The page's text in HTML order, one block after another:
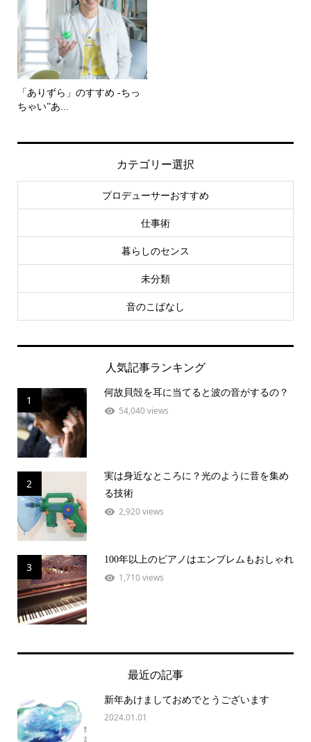
「ありずら」のすすめ -ちっ
ちゃい”あ...
カテゴリー選択
プロデューサーおすすめ
仕事術
暮らしのセンス
未分類
音のこばなし
人気記事ランキング
1
何故貝殻を耳に当てると波の音がするの？
54,040 views
2
実は身近なところに？光のように音を集め
る技術
2,920 views
3
100年以上のピアノはエンブレムもおしゃれ
1,710 views
最近の記事
新年あけましておめでとうございます
2024.01.01